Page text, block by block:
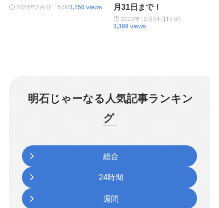
2024年2月4日 15:001,150 views
月31日まで！
2023年12月24日 15:00
3,388 views
明石じゃーなる人気記事ランキン
グ
総合
24時間
週間